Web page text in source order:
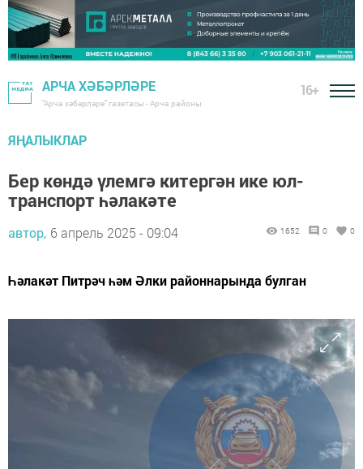
АРЧА ХӘБӘРЛӘРЕ
"Арча хәбәрләре" газетасы - Арча районы
16+
ЯҢАЛЫКЛАР
Бер көндә үлемгә китергән ике юл-
транспорт һәлакәте
автор, 6 апрель 2025 - 09:04 1652 0 0
Һәлакәт Питрәч һәм Әлки районнарында булган